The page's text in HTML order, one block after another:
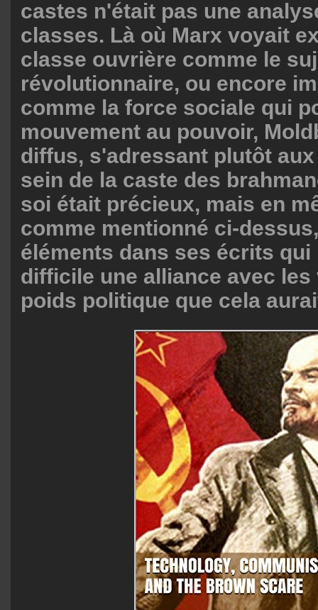
castes n'était pas une
classes. Là où Marx voyait
classe ouvrière comme le
révolutionnaire, ou encore
comme la force sociale qui
mouvement au pouvoir,
diffus, s'adressant plutôt
sein de la caste des
soi était précieux, mais en
comme mentionné ci-
éléments dans ses écrits
difficile une alliance avec les
poids politique que cela